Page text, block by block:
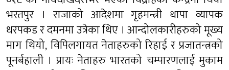
भरतपुर । राजाको आदेशमा गृहमन्त्री थापा व्यापक
धरपकड र दमनमा उत्रेका थिए । आन्दोलकारीहरुको मूख्य
माग थियो, विपिलगायत नेताहरुको रिहाई र प्रजातन्त्रको
पूनर्बहाली । प्रायः नेताहरु भारतको चम्पारणलाई मुकाम